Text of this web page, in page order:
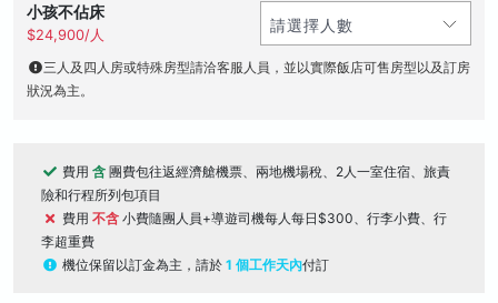
小孩不佔床
$24,900/人
三人及四人房或特殊房型請洽客服人員，並以實際飯店可售房型以及訂房
狀況為主。
費用 含 團費包往返經濟艙機票、兩地機場稅、2人一室住宿、旅責
險和行程所列包項目
費用 不含 小費隨團人員+導遊司機每人每日$300、行李小費、行
李超重費
機位保留以訂金為主，請於 1 個工作天內付訂